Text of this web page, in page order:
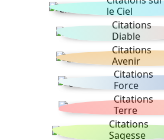
le Ciel
Citations
Diable
Citations
Avenir
Citations
Force
Citations
Terre
Citations
Sagesse